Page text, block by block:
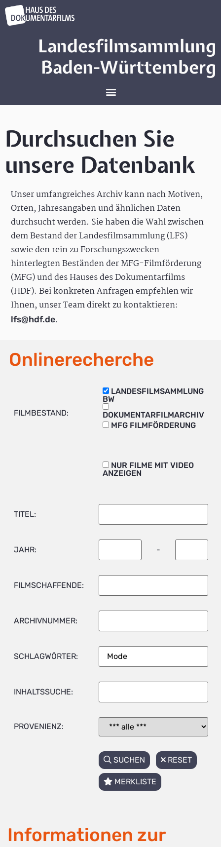
Landesfilmsammlung
Baden-Württemberg
Durchsuchen Sie
unsere Datenbank
Unser umfangreiches Archiv kann nach Motiven,
Orten, Jahresangaben und ähnlichen Daten
durchsucht werden. Sie haben die Wahl zwischen
dem Bestand der Landesfilmsammlung (LFS)
sowie den rein zu Forschungszwecken
hinterlegten Beständen der MFG-Filmförderung
(MFG) und des Hauses des Dokumentarfilms
(HDF). Bei konkreten Anfragen empfehlen wir
Ihnen, unser Team direkt zu kontaktieren:
lfs@hdf.de.
Onlinerecherche
FILMBESTAND:
LANDESFILMSAMMLUNG
BW
DOKUMENTARFILMARCHIV
MFG FILMFÖRDERUNG
NUR FILME MIT VIDEO
ANZEIGEN
TITEL:
JAHR: -
FILMSCHAFFENDE:
ARCHIVNUMMER:
SCHLAGWÖRTER:
INHALTSSUCHE:
PROVENIENZ:
SUCHEN RESET
MERKLISTE
Informationen zur